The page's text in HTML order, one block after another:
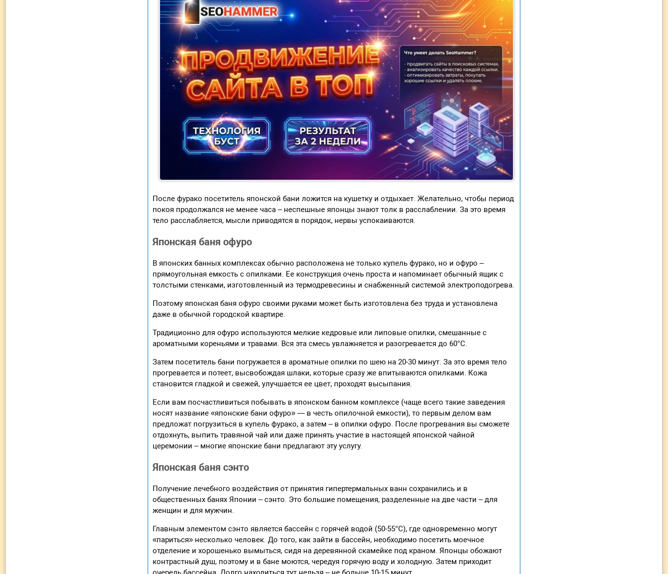
Реклама
После фурако посетитель японской бани ложится на кушетку и отдыхает. Желательно, чтобы период
покоя продолжался не менее часа – неспешные японцы знают толк в расслаблении. За это время
тело расслабляется, мысли приводятся в порядок, нервы успокаиваются.
Японская баня офуро
В японских банных комплексах обычно расположена не только купель фурако, но и офуро –
прямоугольная емкость с опилками. Ее конструкция очень проста и напоминает обычный ящик с
толстыми стенками, изготовленный из термодревесины и снабженный системой электроподогрева.
Поэтому японская баня офуро своими руками может быть изготовлена без труда и установлена
даже в обычной городской квартире.
Традиционно для офуро используются мелкие кедровые или липовые опилки, смешанные с
ароматными кореньями и травами. Вся эта смесь увлажняется и разогревается до 60°С.
Затем посетитель бани погружается в ароматные опилки по шею на 20-30 минут. За это время тело
прогревается и потеет, высвобождая шлаки, которые сразу же впитываются опилками. Кожа
становится гладкой и свежей, улучшается ее цвет, проходят высыпания.
Если вам посчастливиться побывать в японском банном комплексе (чаще всего такие заведения
носят название «японские бани офуро» — в честь опилочной емкости), то первым делом вам
предложат погрузиться в купель фурако, а затем – в опилки офуро. После прогревания вы сможете
отдохнуть, выпить травяной чай или даже принять участие в настоящей японской чайной
церемонии – многие японские бани предлагают эту услугу.
Японская баня сэнто
Получение лечебного воздействия от принятия гипертермальных ванн сохранились и в
общественных банях Японии – сэнто. Это большие помещения, разделенные на две части – для
женщин и для мужчин.
Главным элементом сэнто является бассейн с горячей водой (50-55°С), где одновременно могут
«париться» несколько человек. До того, как зайти в бассейн, необходимо посетить моечное
отделение и хорошенько вымыться, сидя на деревянной скамейке под краном. Японцы обожают
контрастный душ, поэтому и в бане моются, чередуя горячую воду и холодную. Затем приходит